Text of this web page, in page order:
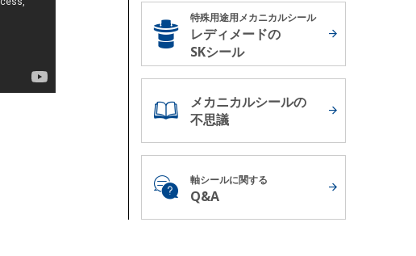
特殊用途用メカニカルシール
レディメードの
SKシール
メカニカルシールの
不思議
軸シールに関する
Q&A